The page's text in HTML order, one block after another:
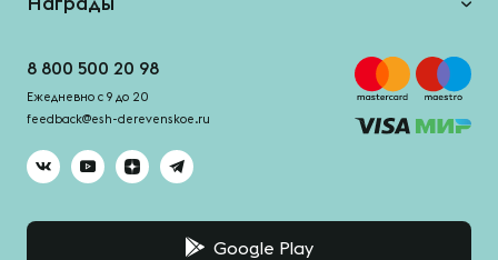
8 800 500 20 98
Ежедневно с 9 до 20
feedback@esh-derevenskoe.ru
Google Play